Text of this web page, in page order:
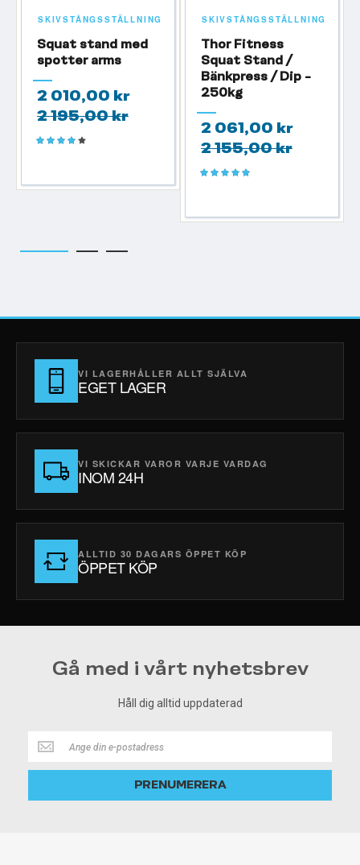
SKIVSTÅNGSSTÄLLNING
Squat stand med
spotter arms
2 010,00 kr
2 195,00 kr
Betyg:
SKIVSTÅNGSSTÄLLNING
Thor Fitness
Squat Stand /
Bänkpress / Dip -
250kg
2 061,00 kr
2 155,00 kr
Betyg:
VI LAGERHÅLLER ALLT SJÄLVA
EGET LAGER
VI SKICKAR VAROR VARJE VARDAG
INOM 24H
ALLTID 30 DAGARS ÖPPET KÖP
ÖPPET KÖP
Gå med i vårt nyhetsbrev
Håll dig alltid uppdaterad
Håll
dig
alltid
PRENUMERERA